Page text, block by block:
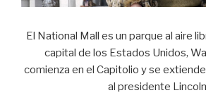
El National Mall es un parque al aire
capital de los Estados Unidos,
comienza en el Capitolio y se
al presidente